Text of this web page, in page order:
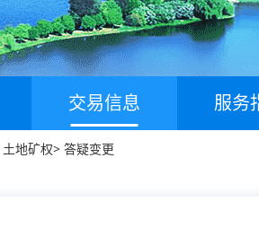
交易信息 服务
土地矿权> 答疑变更